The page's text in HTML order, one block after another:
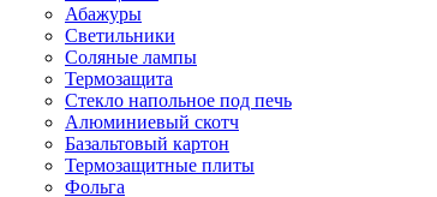
Абажуры
Светильники
Соляные лампы
Термозащита
Стекло напольное под печь
Алюминиевый скотч
Базальтовый картон
Термозащитные плиты
Фольга